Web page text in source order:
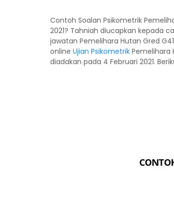
Contoh Soalan Psikometrik
2021? Tahniah diucapkan kepada
jawatan Pemelihara Hutan Gred
online Ujian Psikometrik Pemelihara
diadakan pada 4 Februari 2021.